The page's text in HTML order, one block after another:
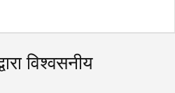
विश्वसनीय